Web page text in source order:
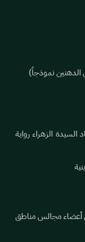
نموذجاً)
الزهراء رواية
أعضاء مجالس مناطق